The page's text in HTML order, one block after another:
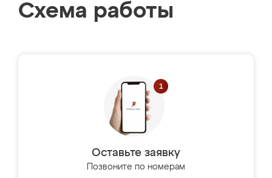
Схема работы
Оставьте заявку
Позвоните по номерам